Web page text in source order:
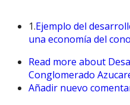
1.Ejemplo del
una economía del
Read more about
Conglomerado
Añadir nuevo